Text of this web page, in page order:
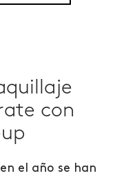
con
el año se han